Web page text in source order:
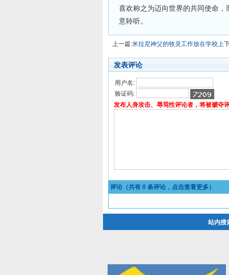
喜欢称之为迈向世界的共同使命
意聆听。
上一篇:米拉尼神父的牧灵工作放在学校上
发表评论
用户名:
验证码:
发布人身攻击、辱骂性评论者，将被褫夺
评论（共有 0 条评论，点击查看更多）
站内搜